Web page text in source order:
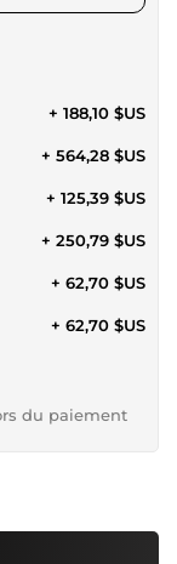
+ 188,10 $US
+ 564,28 $US
+ 125,39 $US
+ 250,79 $US
+ 62,70 $US
+ 62,70 $US
du paiement